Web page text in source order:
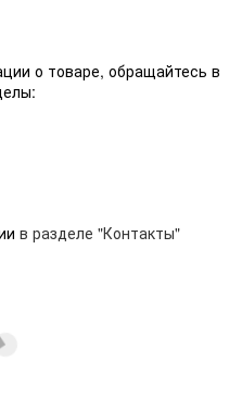
о товаре, обращайтесь в
в разделе "Контакты"